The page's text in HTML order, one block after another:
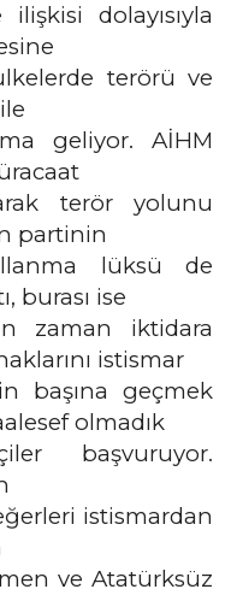
dolayısıyla
terörü ve
geliyor. AİHM
terör yolunu
partinin
lüksü de
burası ise
zaman iktidara
istismar
başına geçmek
olmadık
başvuruyor.
istismardan
ve Atatürksüz